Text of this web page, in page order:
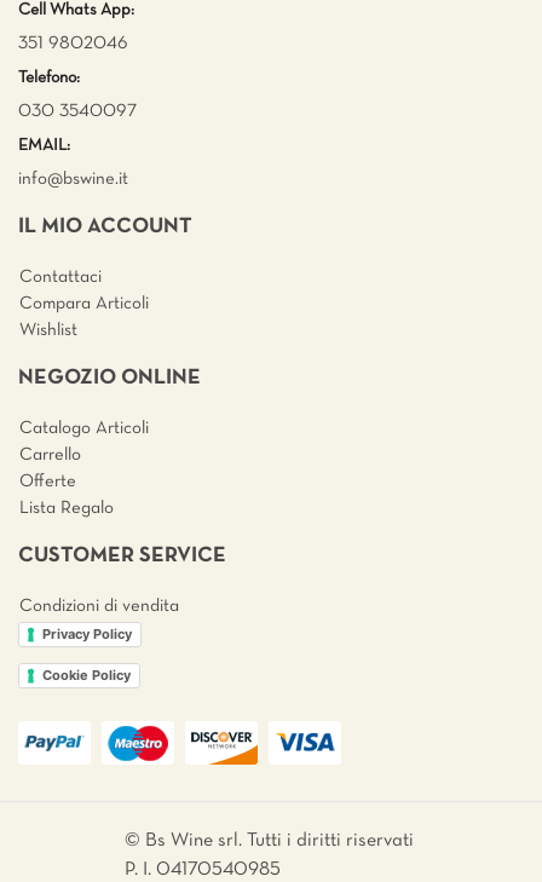
Cell Whats App:
351 9802046
Telefono:
030 3540097
EMAIL:
info@bswine.it
IL MIO ACCOUNT
Contattaci
Compara Articoli
Wishlist
NEGOZIO ONLINE
Catalogo Articoli
Carrello
Offerte
Lista Regalo
CUSTOMER SERVICE
Condizioni di vendita
Privacy Policy
Cookie Policy
© Bs Wine srl. Tutti i diritti riservati
P. I. 04170540985